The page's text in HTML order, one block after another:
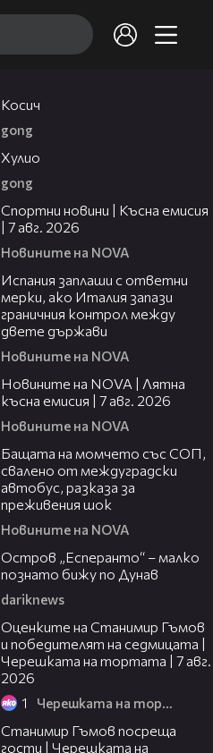
Косич
gong
Хулио
gong
Спортни новини | Късна емисия
| 7 авг. 2026
Новините на NOVA
Испания заплаши с ответни
мерки, ако Италия запази
граничния контрол между
двете държави
Новините на NOVA
Новините на NOVA | Лятна
късна емисия | 7 авг. 2026
Новините на NOVA
Бащата на момчето със СОП,
свалено от междуградски
автобус, разказа за
преживения шок
Новините на NOVA
Остров „Есперанто“ – малко
познато бижу по Дунав
dariknews
Оценките на Станимир Гъмов
и победителят на седмицата |
Черешката на тортата | 7 авг.
2026
1 Черешката на тортата
Станимир Гъмов посреща
гости | Черешката на